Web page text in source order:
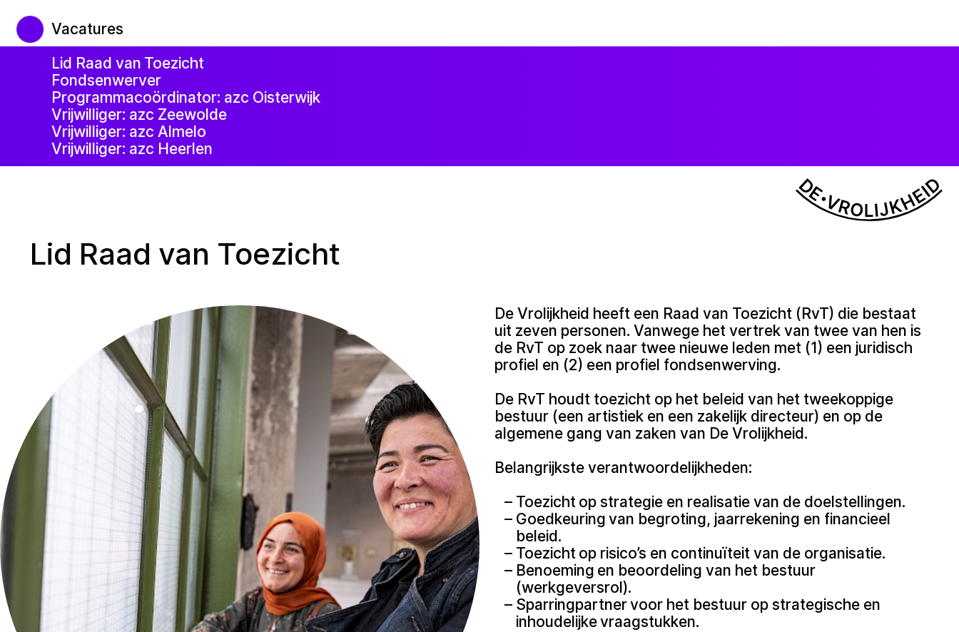
Lid Raad van Toezicht
Fondsenwerver
Programmacoördinator: azc Oisterwijk
Vrijwilliger: azc Zeewolde
Vrijwilliger: azc Almelo
Vrijwilliger: azc Heerlen
Vacatures
Lid Raad van Toezicht
De Vrolijkheid heeft een Raad van Toezicht (RvT) die bestaat
uit zeven personen. Vanwege het vertrek van twee van hen is
de RvT op zoek naar twee nieuwe leden met (1) een juridisch
profiel en (2) een profiel fondsenwerving.
De RvT houdt toezicht op het beleid van het tweekoppige
bestuur (een artistiek en een zakelijk directeur) en op de
algemene gang van zaken van De Vrolijkheid.
Belangrijkste verantwoordelijkheden:
Toezicht op strategie en realisatie van de doelstellingen.
Goedkeuring van begroting, jaarrekening en financieel
beleid.
Toezicht op risico’s en continuïteit van de organisatie.
Benoeming en beoordeling van het bestuur
(werkgeversrol).
Sparringpartner voor het bestuur op strategische en
inhoudelijke vraagstukken.